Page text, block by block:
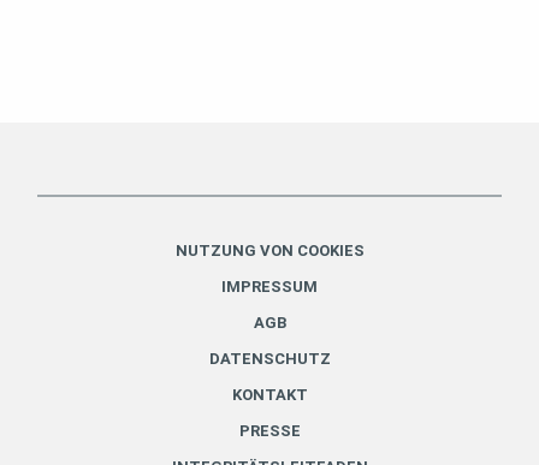
NUTZUNG VON COOKIES
IMPRESSUM
AGB
DATENSCHUTZ
KONTAKT
PRESSE